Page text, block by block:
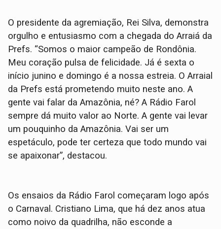
O presidente da agremiação, Rei Silva, demonstra
orgulho e entusiasmo com a chegada do Arraiá da
Prefs. “Somos o maior campeão de Rondônia.
Meu coração pulsa de felicidade. Já é sexta o
início junino e domingo é a nossa estreia. O Arraial
da Prefs está prometendo muito neste ano. A
gente vai falar da Amazônia, né? A Rádio Farol
sempre dá muito valor ao Norte. A gente vai levar
um pouquinho da Amazônia. Vai ser um
espetáculo, pode ter certeza que todo mundo vai
se apaixonar”, destacou.
Os ensaios da Rádio Farol começaram logo após
o Carnaval. Cristiano Lima, que há dez anos atua
como noivo da quadrilha, não esconde a